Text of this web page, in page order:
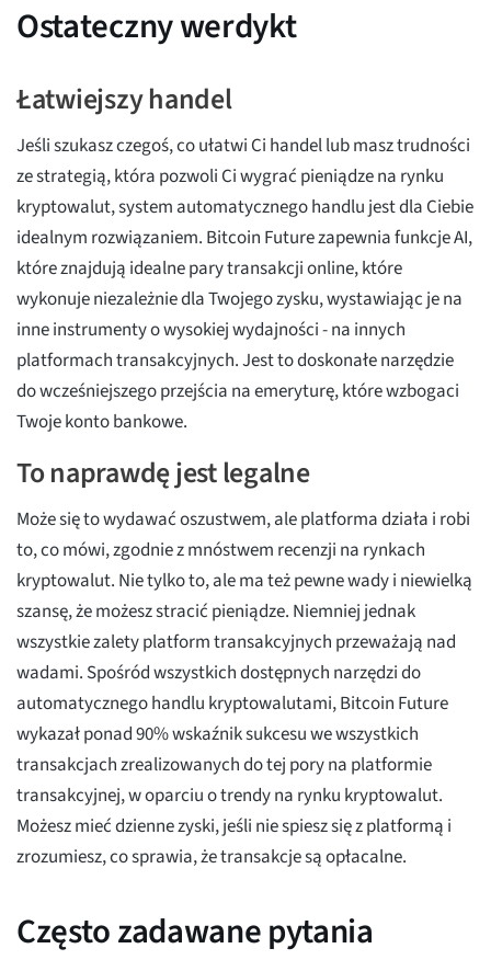
Ostateczny werdykt
Łatwiejszy handel
Jeśli szukasz czegoś, co ułatwi Ci handel lub masz trudności
ze strategią, która pozwoli Ci wygrać pieniądze na rynku
kryptowalut, system automatycznego handlu jest dla Ciebie
idealnym rozwiązaniem. Bitcoin Future zapewnia funkcje AI,
które znajdują idealne pary transakcji online, które
wykonuje niezależnie dla Twojego zysku, wystawiając je na
inne instrumenty o wysokiej wydajności - na innych
platformach transakcyjnych. Jest to doskonałe narzędzie
do wcześniejszego przejścia na emeryturę, które wzbogaci
Twoje konto bankowe.
To naprawdę jest legalne
Może się to wydawać oszustwem, ale platforma działa i robi
to, co mówi, zgodnie z mnóstwem recenzji na rynkach
kryptowalut. Nie tylko to, ale ma też pewne wady i niewielką
szansę, że możesz stracić pieniądze. Niemniej jednak
wszystkie zalety platform transakcyjnych przeważają nad
wadami. Spośród wszystkich dostępnych narzędzi do
automatycznego handlu kryptowalutami, Bitcoin Future
wykazał ponad 90% wskaźnik sukcesu we wszystkich
transakcjach zrealizowanych do tej pory na platformie
transakcyjnej, w oparciu o trendy na rynku kryptowalut.
Możesz mieć dzienne zyski, jeśli nie spiesz się z platformą i
zrozumiesz, co sprawia, że transakcje są opłacalne.
Często zadawane pytania